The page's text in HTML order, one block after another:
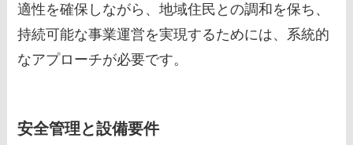
適性を確保しながら、地域住民との調和を保ち、
持続可能な事業運営を実現するためには、系統的
なアプローチが必要です。
安全管理と設備要件